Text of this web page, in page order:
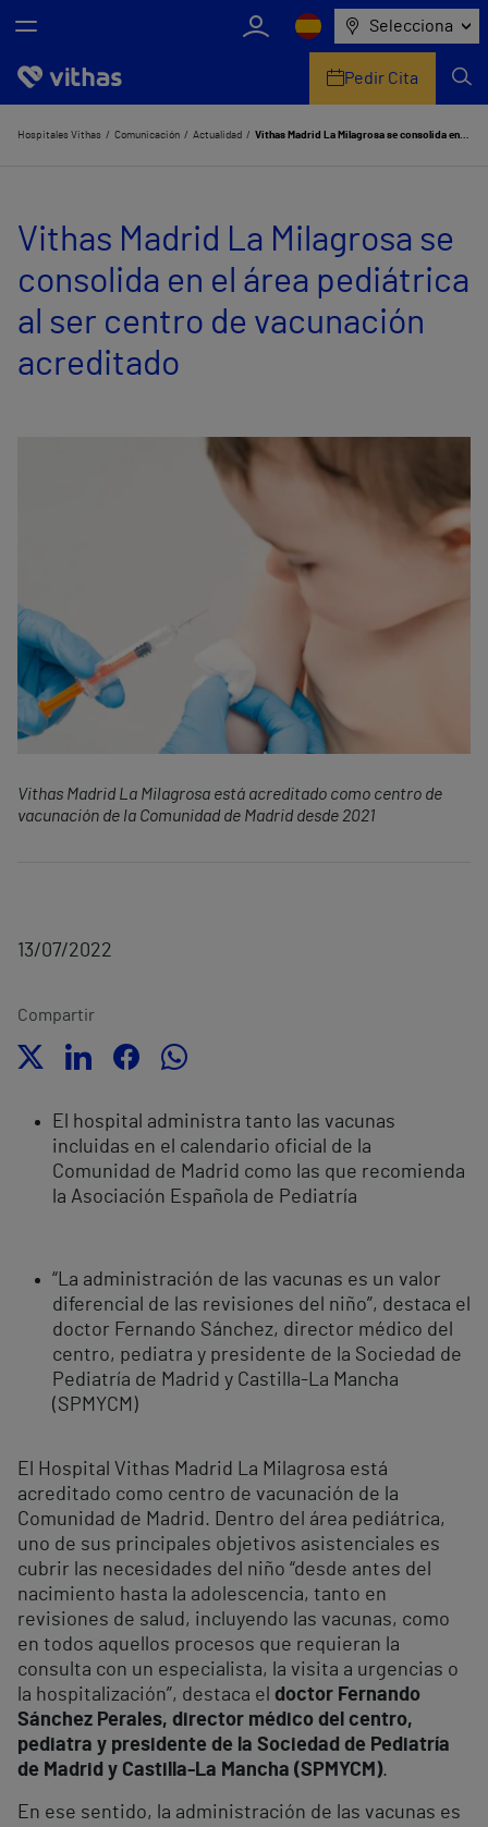
Selecciona
Nosotros
Servicios de salud
Equipo médico y asistencial
Pedir Cita
Hospitales Vithas Comunicación Actualidad Vithas Madrid La Milagrosa se consolida en el área pediátrica al ser centro de vacunación acreditado
Vithas Madrid La Milagrosa se
consolida en el área pediátrica
al ser centro de vacunación
acreditado
Vithas Madrid La Milagrosa está acreditado como centro de
vacunación de la Comunidad de Madrid desde 2021
13/07/2022
Compartir
El hospital administra tanto las vacunas
incluidas en el calendario oficial de la
Comunidad de Madrid como las que recomienda
la Asociación Española de Pediatría
“La administración de las vacunas es un valor
diferencial de las revisiones del niño”, destaca el
doctor Fernando Sánchez, director médico del
centro, pediatra y presidente de la Sociedad de
Pediatría de Madrid y Castilla-La Mancha
(SPMYCM)
El Hospital Vithas Madrid La Milagrosa está
acreditado como centro de vacunación de la
Comunidad de Madrid. Dentro del área pediátrica,
uno de sus principales objetivos asistenciales es
cubrir las necesidades del niño “desde antes del
nacimiento hasta la adolescencia, tanto en
revisiones de salud, incluyendo las vacunas, como
en todos aquellos procesos que requieran la
consulta con un especialista, la visita a urgencias o
la hospitalización”, destaca el doctor Fernando
Sánchez Perales, director médico del centro,
pediatra y presidente de la Sociedad de Pediatría
de Madrid y Castilla-La Mancha (SPMYCM).
En ese sentido, la administración de las vacunas es